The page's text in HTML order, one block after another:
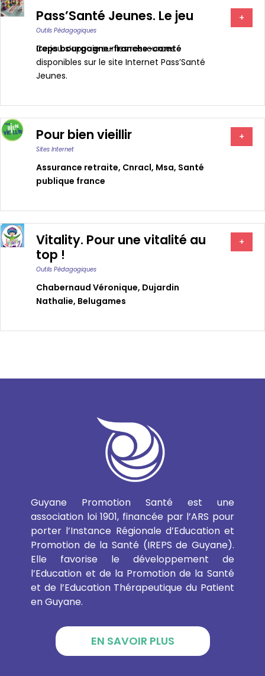
Pass’Santé Jeunes. Le jeu
Outils Pédagogiques
Ireps bourgogne-franche-comté
Ce jeu s’appuie sur les ressources
disponibles sur le site Internet Pass’Santé
Jeunes.
+
Pour bien vieillir
Sites Internet
Assurance retraite, Cnracl, Msa, Santé
publique france
+
Vitality. Pour une vitalité au
top !
Outils Pédagogiques
Chabernaud Véronique, Dujardin
Nathalie, Belugames
+
Guyane Promotion Santé est une
association loi 1901, financée par l’ARS pour
porter l’Instance Régionale d’Education et
Promotion de la Santé (IREPS de Guyane).
Elle favorise le développement de
l’Education et de la Promotion de la Santé
et de l’Education Thérapeutique du Patient
en Guyane.
EN SAVOIR PLUS